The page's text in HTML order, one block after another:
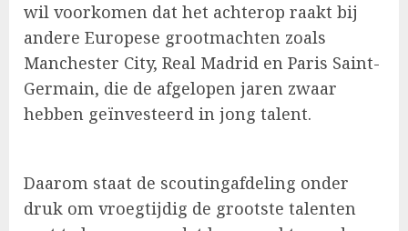
wil voorkomen dat het achterop raakt bij
andere Europese grootmachten zoals
Manchester City, Real Madrid en Paris Saint-
Germain, die de afgelopen jaren zwaar
hebben geïnvesteerd in jong talent.
Daarom staat de scoutingafdeling onder
druk om vroegtijdig de grootste talenten